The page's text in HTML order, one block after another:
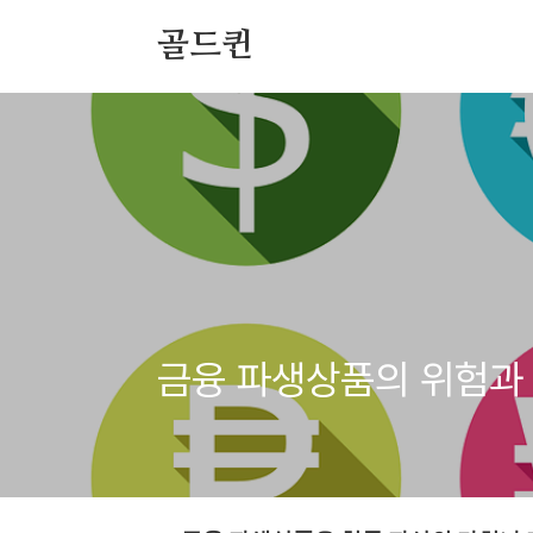
골드퀸
금융 파생상품의 위험